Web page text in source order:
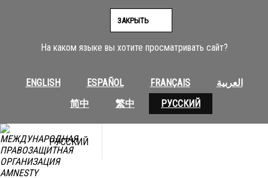
На каком языке вы хотите просматривать сайт?
ENGLISH ESPAÑOL FRANÇAIS
العربية
简中
繁中 РУССКИЙ
ЗАКРЫТЬ
РУССКИЙ